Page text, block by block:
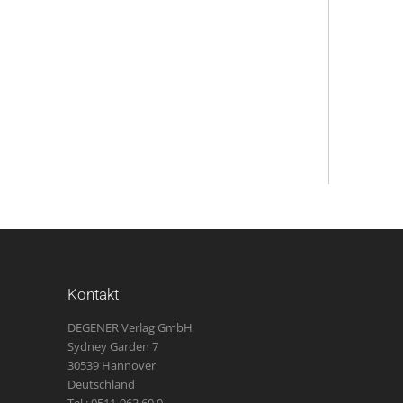
Kontakt
DEGENER Verlag GmbH
Sydney Garden 7
30539 Hannover
Deutschland